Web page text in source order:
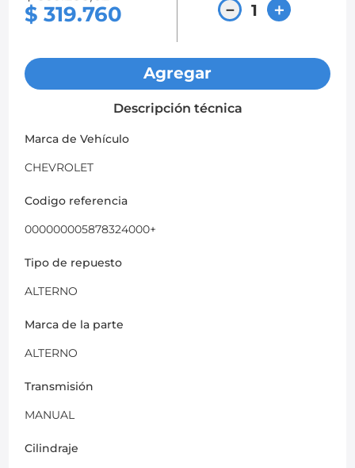
$ 319.760 ＋
－
Agregar
Descripción técnica
Marca de Vehículo
CHEVROLET
Codigo referencia
000000005878324000+
Tipo de repuesto
ALTERNO
Marca de la parte
ALTERNO
Transmisión
MANUAL
Cilindraje
mazda 2